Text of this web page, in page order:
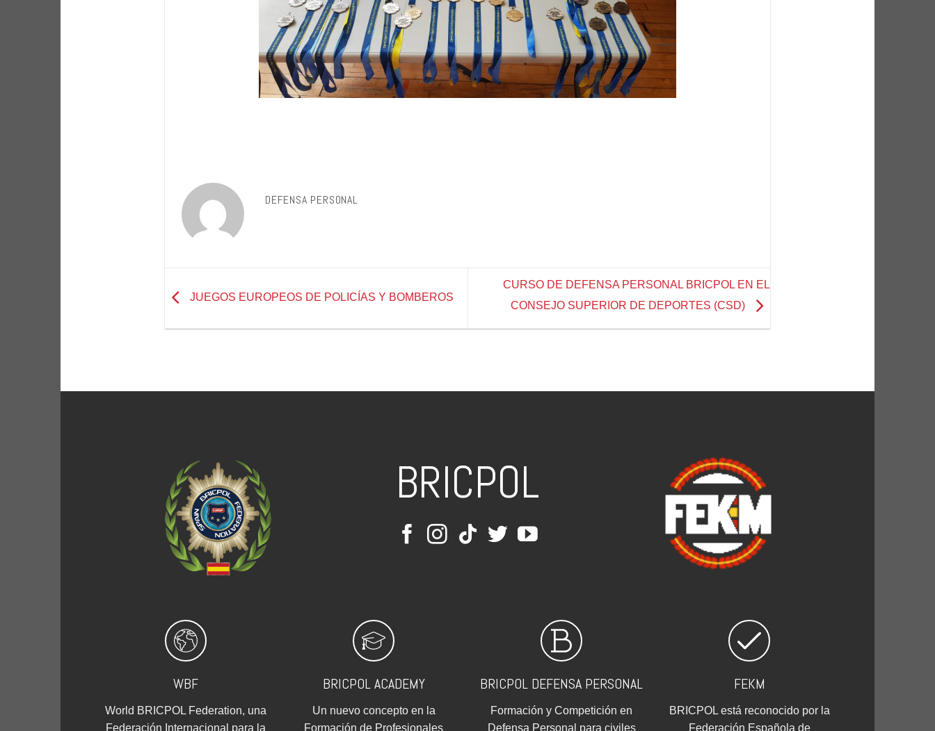
DEFENSA PERSONAL
JUEGOS EUROPEOS DE POLICÍAS Y BOMBEROS
CURSO DE DEFENSA PERSONAL BRICPOL EN EL
CONSEJO SUPERIOR DE DEPORTES (CSD)
BRICPOL
WBF
World BRICPOL Federation, una
Federación Internacional para la
BRICPOL ACADEMY
Un nuevo concepto en la
Formación de Profesionales
BRICPOL DEFENSA PERSONAL
Formación y Competición en
Defensa Personal para civiles
FEKM
BRICPOL está reconocido por la
Federación Española de